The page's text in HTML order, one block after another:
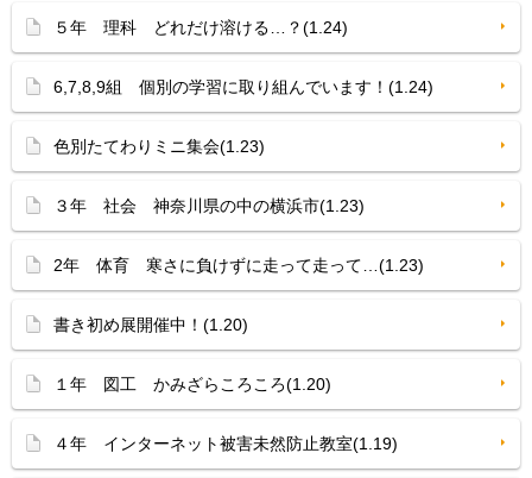
５年 理科 どれだけ溶ける…？(1.24)
6,7,8,9組 個別の学習に取り組んでいます！(1.24)
色別たてわりミニ集会(1.23)
３年 社会 神奈川県の中の横浜市(1.23)
2年 体育 寒さに負けずに走って走って…(1.23)
書き初め展開催中！(1.20)
１年 図工 かみざらころころ(1.20)
４年 インターネット被害未然防止教室(1.19)